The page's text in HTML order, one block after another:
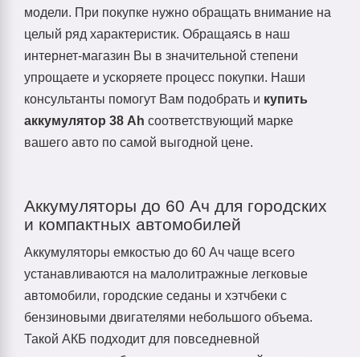
модели. При покупке нужно обращать внимание на
целый ряд характеристик. Обращаясь в наш
интернет-магазин Вы в значительной степени
упрощаете и ускоряете процесс покупки. Наши
консультанты помогут Вам подобрать и купить
аккумулятор 38 Ah соответствующий марке
вашего авто по самой выгодной цене.
Аккумуляторы до 60 Ач для городских
и компактных автомобилей
Аккумуляторы емкостью до 60 Ач чаще всего
устанавливаются на малолитражные легковые
автомобили, городские седаны и хэтчбеки с
бензиновыми двигателями небольшого объема.
Такой АКБ подходит для повседневной